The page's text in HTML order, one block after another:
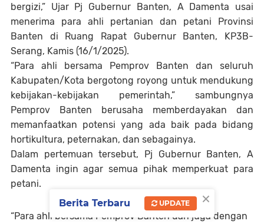
bergizi,” Ujar Pj Gubernur Banten, A Damenta usai
menerima para ahli pertanian dan petani Provinsi
Banten di Ruang Rapat Gubernur Banten, KP3B-
Serang, Kamis (16/1/2025).
“Para ahli bersama Pemprov Banten dan seluruh
Kabupaten/Kota bergotong royong untuk mendukung
kebijakan-kebijakan pemerintah,” sambungnya
Pemprov Banten berusaha memberdayakan dan
memanfaatkan potensi yang ada baik pada bidang
hortikultura, peternakan, dan sebagainya.
Dalam pertemuan tersebut, Pj Gubernur Banten, A
Damenta ingin agar semua pihak memperkuat para
petani.
“Para ahli bersama Pemprov Banten dan juga dengan
×
Berita Terbaru UPDATE